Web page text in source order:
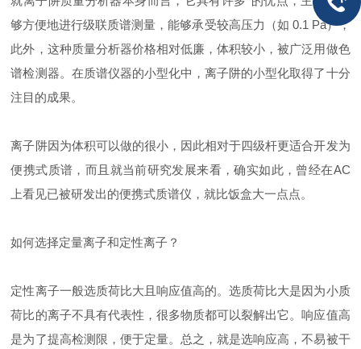
够方便地进行级联质谱测量，能够承受较高压力（如 0.1 Pa），
此外，这种质量分析器价格相对低廉，体积较小，被广泛用做色
谱检测器。在质谱仪器的小型化中，离子阱的小型化取得了十分
注目的成果。
离子阱因为体积可以做的很小，因此相对于四级杆更适合开发为
便携式质谱，而且就当前研究发展来看，确实如此，曾经在AC
上看见已被研发出的便携式质谱仪，就比饭盒大一点点。
如何选择定量离子和定性离子？
定性离子一般选质荷比大且响应值高的。选质荷比大是因为小质
荷比的离子不具有代表性，很多物质都可以裂解出它。响应值高
是为了提高检测限，便于定量。总之，就是选响应高，不易被干